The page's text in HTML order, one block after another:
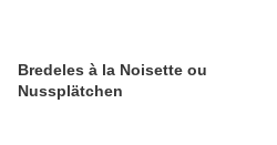
Bredeles à la Noisette ou
Nussplätchen